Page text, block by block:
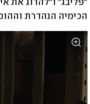
הכימיה הנהדרת